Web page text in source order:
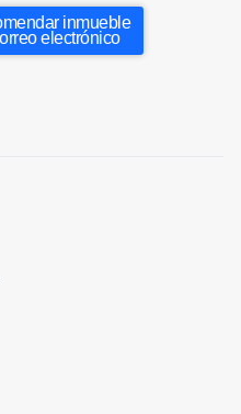
inmueble
electrónico